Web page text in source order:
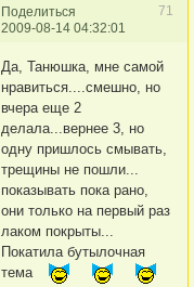
Поделиться
71
2009-08-14 04:32:01
Да, Танюшка, мне самой
нравиться....смешно, но
вчера еще 2
делала...вернее 3, но
одну пришлось смывать,
трещины не пошли...
показывать пока рано,
они только на первый раз
лаком покрыты...
Покатила бутылочная
тема